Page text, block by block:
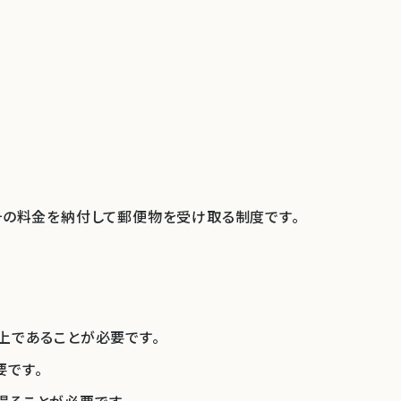
料金を納付して郵便物を受け取る制度です。
あることが必要です。
す。